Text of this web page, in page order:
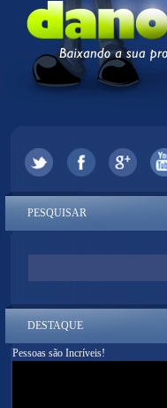
PESQUISAR
DESTAQUE
Pessoas são Incríveis!